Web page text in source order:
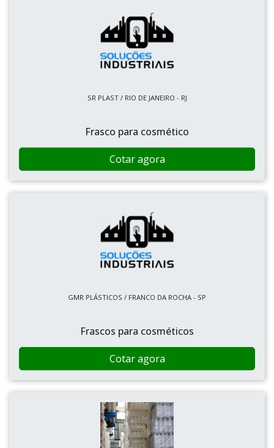
SR PLAST / RIO DE JANEIRO - RJ
Frasco para cosmético
Cotar agora
GMR PLÁSTICOS / FRANCO DA ROCHA - SP
Frascos para cosméticos
Cotar agora